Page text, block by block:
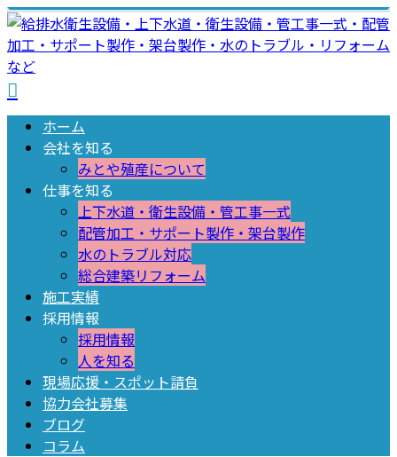
ホーム
会社を知る
みとや殖産について
仕事を知る
上下水道・衛生設備・管工事一式
配管加工・サポート製作・架台製作
水のトラブル対応
総合建築リフォーム
施工実績
採用情報
採用情報
人を知る
現場応援・スポット請負
協力会社募集
ブログ
コラム